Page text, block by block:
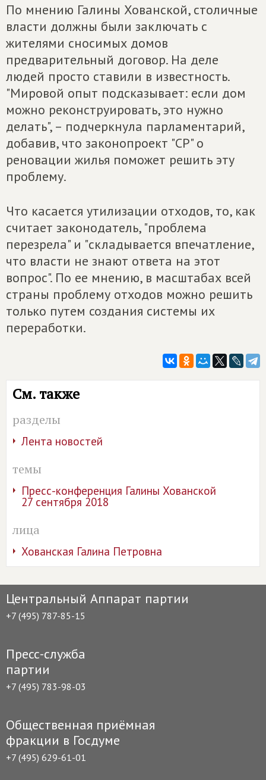
По мнению Галины Хованской, столичные
власти должны были заключать с
жителями сносимых домов
предварительный договор. На деле
людей просто ставили в известность.
"Мировой опыт подсказывает: если дом
можно реконструировать, это нужно
делать", – подчеркнула парламентарий,
добавив, что законопроект "СР" о
реновации жилья поможет решить эту
проблему.
Что касается утилизации отходов, то, как
считает законодатель, "проблема
перезрела" и "складывается впечатление,
что власти не знают ответа на этот
вопрос". По ее мнению, в масштабах всей
страны проблему отходов можно решить
только путем создания системы их
переработки.
См. также
разделы
Лента новостей
темы
Пресс-конференция Галины Хованской
27 сентября 2018
лица
Хованская Галина Петровна
Центральный Аппарат партии
+7 (495) 787-85-15
Пресс-служба
партии
+7 (495) 783-98-03
Общественная приёмная
фракции в Госдуме
+7 (495) 629-61-01